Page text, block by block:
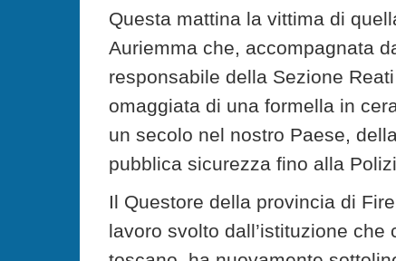
Questa mattina la vittima di
Auriemma che, accompagnata
responsabile della Sezione
omaggiata di una formella in
un secolo nel nostro Paese,
pubblica sicurezza fino alla
Il Questore della provincia di
lavoro svolto dall’istituzione